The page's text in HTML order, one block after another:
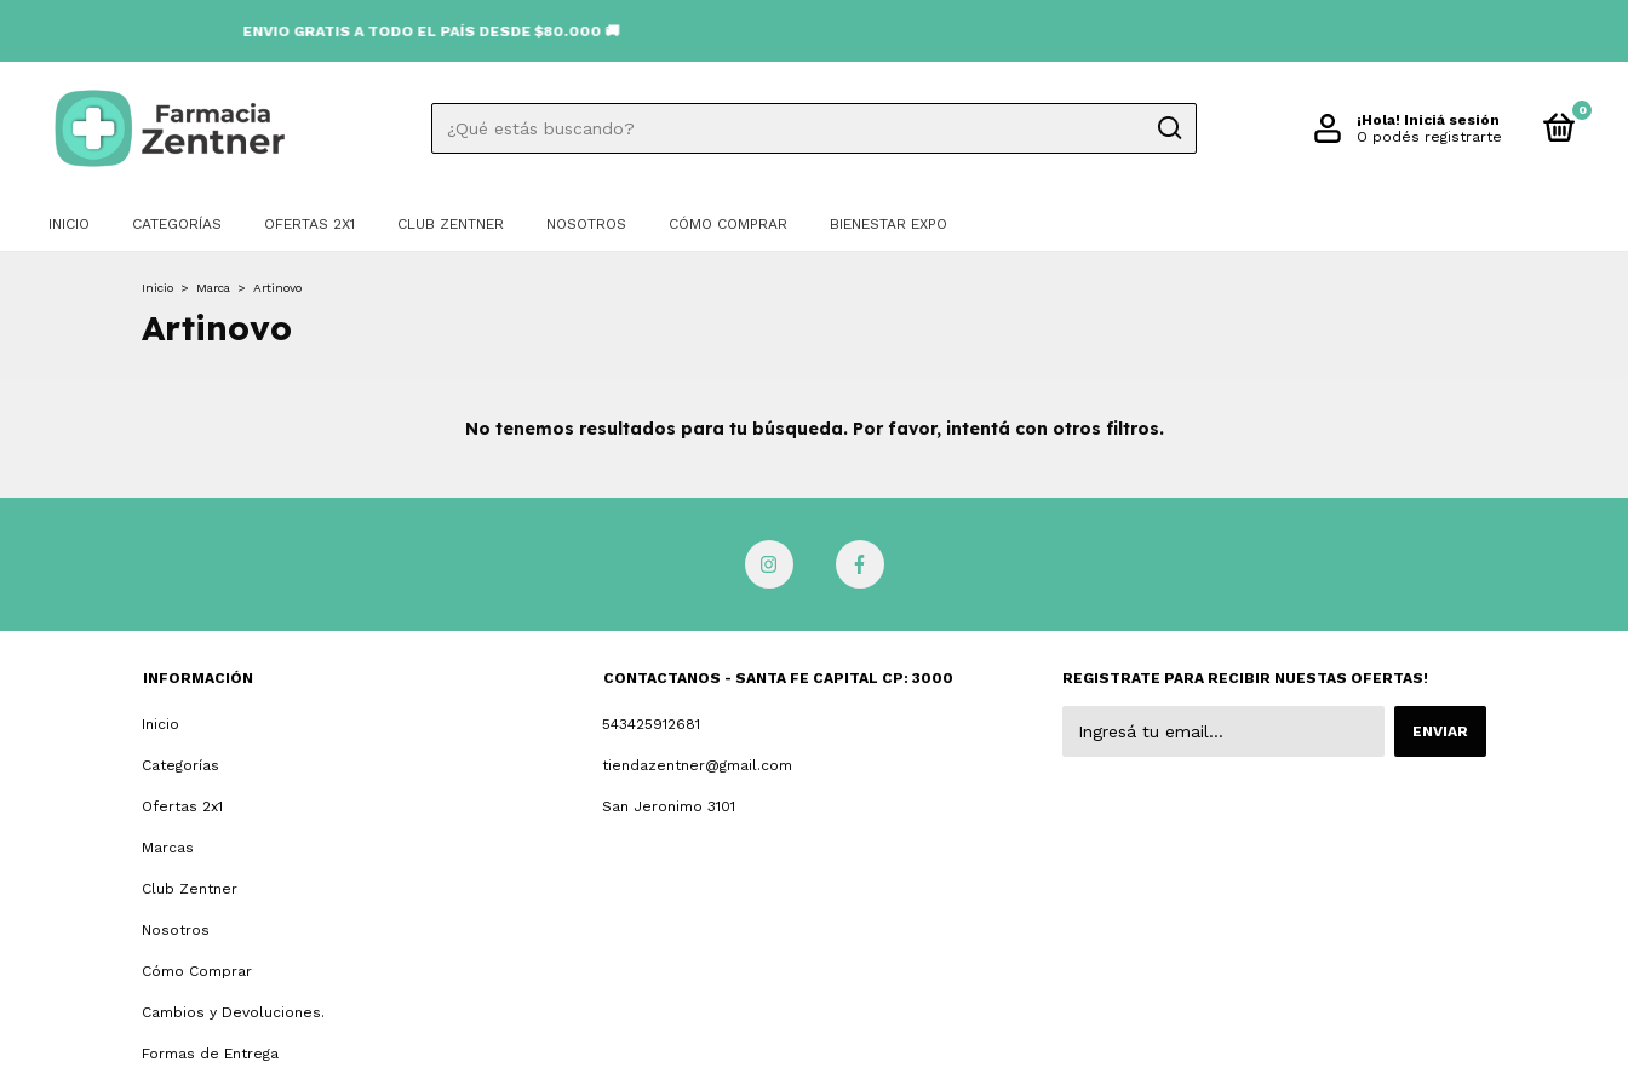
ENVIO GRATIS A TODO EL PAÍS DESDE $80.000 🚚
¡Hola! Iniciá sesión
O podés registrarte
0
INICIO CATEGORÍAS OFERTAS 2X1 CLUB ZENTNER NOSOTROS CÓMO COMPRAR BIENESTAR EXPO
Inicio > Marca > Artinovo
Artinovo
No tenemos resultados para tu búsqueda. Por favor, intentá con otros filtros.
INFORMACIÓN
Inicio
Categorías
Ofertas 2x1
Marcas
Club Zentner
Nosotros
Cómo Comprar
Cambios y Devoluciones.
Formas de Entrega
CONTACTANOS - SANTA FE CAPITAL CP: 3000
543425912681
tiendazentner@gmail.com
San Jeronimo 3101
REGISTRATE PARA RECIBIR NUESTAS OFERTAS!